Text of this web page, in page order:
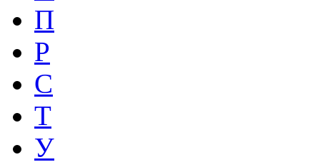
П
Р
С
Т
У